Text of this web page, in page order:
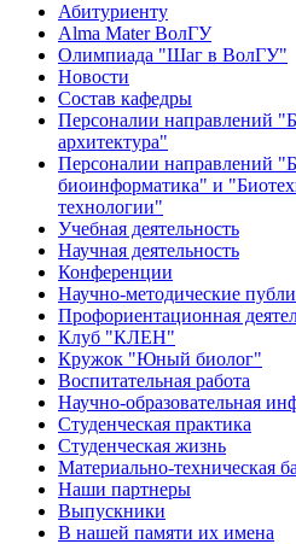
Абитуриенту
Alma Mater ВолГУ
Олимпиада "Шаг в ВолГУ"
Новости
Состав кафедры
Персоналии направлений
архитектура"
Персоналии направлений
биоинформатика" и
технологии"
Учебная деятельность
Научная деятельность
Конференции
Научно-методические
Профориентационная
Клуб "КЛЕН"
Кружок "Юный биолог"
Воспитательная работа
Научно-образовательная
Студенческая практика
Студенческая жизнь
Материально-техническая
Наши партнеры
Выпускники
В нашей памяти их имена